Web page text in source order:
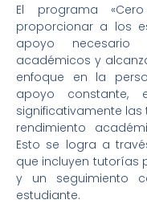
El programa
proporcionar a los
apoyo
académicos y
enfoque en la
apoyo constante,
significativamente
rendimiento
Esto se logra a
que incluyen tutorías
y un seguimiento
estudiante.